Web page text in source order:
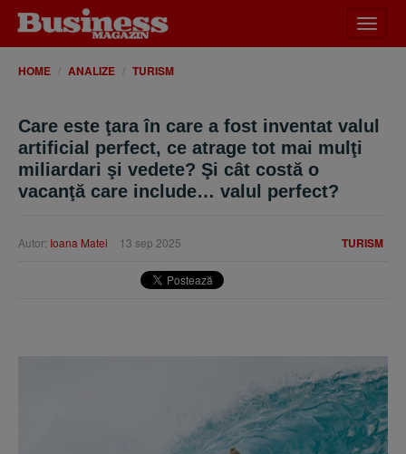
meniu
HOME ANALIZE TURISM
Care este ţara în care a fost inventat valul
artificial perfect, ce atrage tot mai mulţi
miliardari şi vedete? Şi cât costă o
vacanţă care include… valul perfect?
TURISM
Autor: Ioana Matei 13 sep 2025